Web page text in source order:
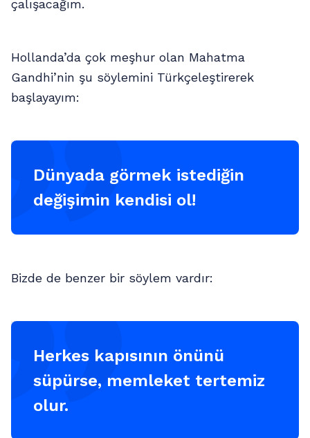
çalışacağım.
Hollanda’da çok meşhur olan Mahatma
Gandhi’nin şu söylemini Türkçeleştirerek
başlayayım:
Dünyada görmek istediğin
değişimin kendisi ol!
Bizde de benzer bir söylem vardır:
Herkes kapısının önünü
süpürse, memleket tertemiz
olur.